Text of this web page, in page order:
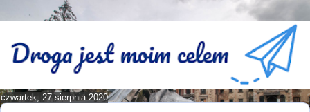
czwartek, 27 sierpnia 2020